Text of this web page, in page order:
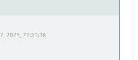
2025, 22:21:38